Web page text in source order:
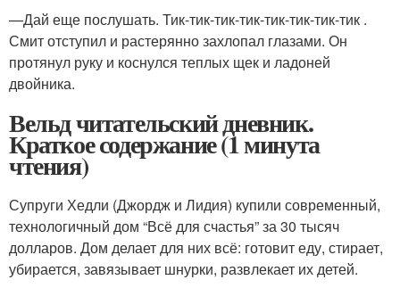
—Дай еще послушать. Тик-тик-тик-тик-тик-тик-тик-тик .
Смит отступил и растерянно захлопал глазами. Он
протянул руку и коснулся теплых щек и ладоней
двойника.
Вельд читательский дневник.
Краткое содержание (1 минута
чтения)
Супруги Хедли (Джордж и Лидия) купили современный,
технологичный дом “Всё для счастья” за 30 тысяч
долларов. Дом делает для них всё: готовит еду, стирает,
убирается, завязывает шнурки, развлекает их детей.